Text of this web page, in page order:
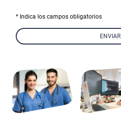
* Indica los campos obligatorios
ENVIAR